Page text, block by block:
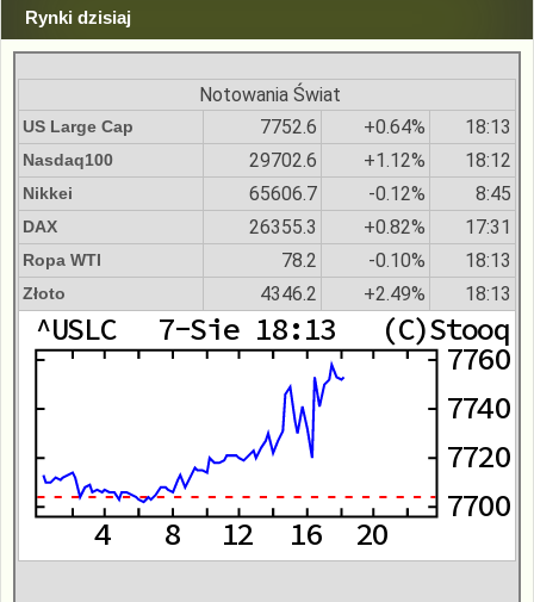
Rynki dzisiaj
Notowania Świat
US Large Cap 7752.6 +0.64% 18:13
Nasdaq100 29702.6 +1.12% 18:12
Nikkei 65606.7 -0.12% 8:45
DAX 26355.3 +0.82% 17:31
Ropa WTI 78.2 -0.10% 18:13
Złoto 4346.2 +2.49% 18:13